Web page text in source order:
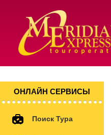
ОНЛАЙН СЕРВИСЫ
Поиск Тура